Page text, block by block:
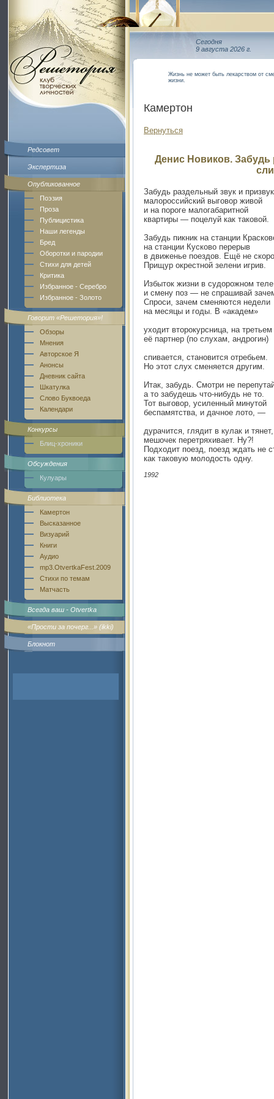
Редсовет
Экспертиза
Опубликованное
Поэзия
Проза
Публицистика
Наши легенды
Бред
Оборотки и пародии
Стихи для детей
Критика
Избранное - Серебро
Избранное - Золото
Говорит «Решетория»!
Обзоры
Мнения
Авторское Я
Анонсы
Дневник сайта
Шкатулка
Слово Буквоеда
Календари
Конкурсы
Блиц-хроники
Обсуждения
Кулуары
Библиотека
Камертон
Высказанное
Визуарий
Книги
Аудио
mp3.OtvertkaFest.2009
Стихи по темам
Матчасть
Всегда ваш - Otvertka
«Прости за почерг...» (ikki)
Блокнот
Сегодня
9 августа 2026 г.
Жизнь не может быть лекарством от
жизни.
Камертон
Вернуться
Денис Новиков. Забудь
Забудь раздельный звук и
малороссийский выговор живой
и на пороге малогабаритной
квартиры — поцелуй как таковой.
Забудь пикник на станции
на станции Кусково перерыв
в движенье поездов. Ещё не
Прищур окрестной зелени игрив.
Избыток жизни в судорожном теле
и смену поз — не спрашивай
Спроси, зачем сменяются недели
на месяцы и годы. В «академ»
уходит второкурсница, на третьем
её партнер (по слухам, андрогин)
спивается, становится отребьем.
Но этот слух сменяется другим.
Итак, забудь. Смотри не
а то забудешь что-нибудь не то.
Тот выговор, усиленный минутой
беспамятства, и дачное лото, —
дурачится, глядит в кулак и тянет,
мешочек перетряхивает. Ну?!
Подходит поезд, поезд ждать не
как таковую молодость одну.
1992